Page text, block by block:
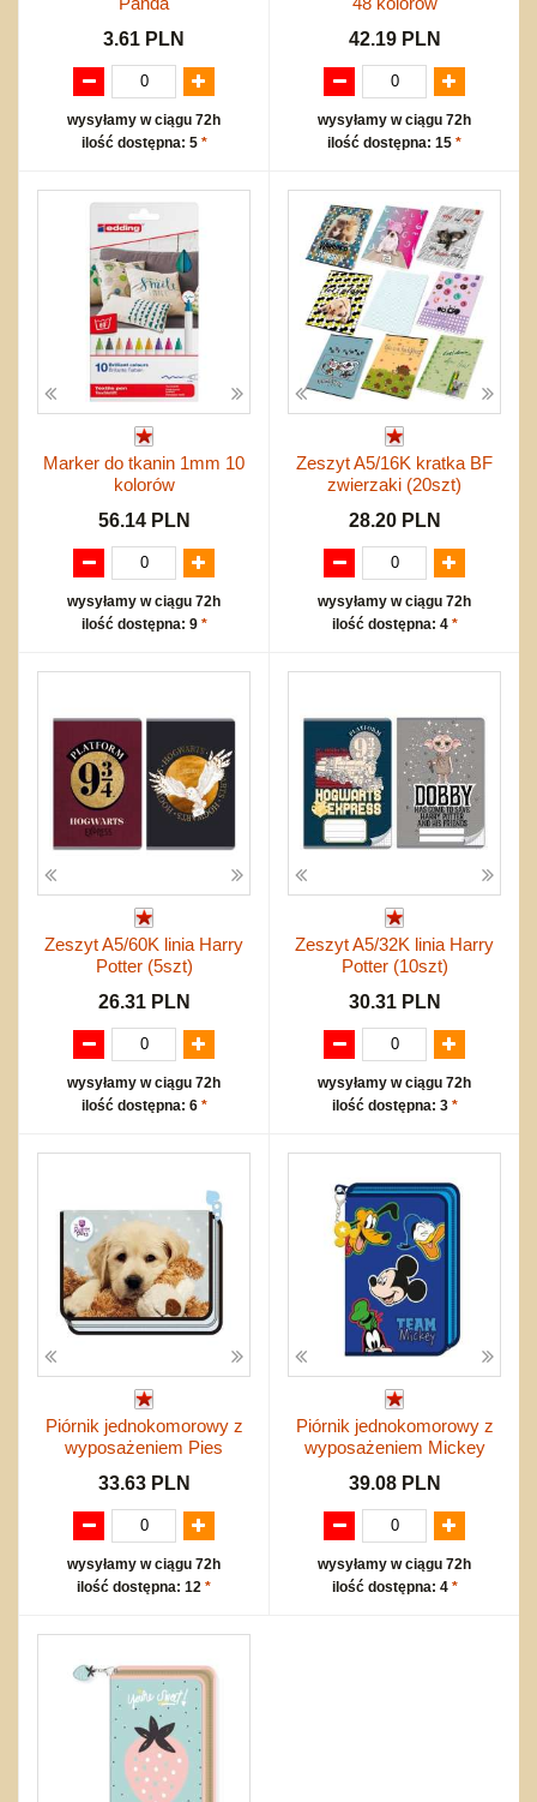
3.61 PLN
wysyłamy w ciągu 72h
ilość dostępna: 5 *
42.19 PLN
wysyłamy w ciągu 72h
ilość dostępna: 15 *
Marker do tkanin 1mm 10
kolorów
56.14 PLN
wysyłamy w ciągu 72h
ilość dostępna: 9 *
Zeszyt A5/16K kratka BF
zwierzaki (20szt)
28.20 PLN
wysyłamy w ciągu 72h
ilość dostępna: 4 *
Zeszyt A5/60K linia Harry
Potter (5szt)
26.31 PLN
wysyłamy w ciągu 72h
ilość dostępna: 6 *
Zeszyt A5/32K linia Harry
Potter (10szt)
30.31 PLN
wysyłamy w ciągu 72h
ilość dostępna: 3 *
Piórnik jednokomorowy z
wyposażeniem Pies
33.63 PLN
wysyłamy w ciągu 72h
ilość dostępna: 12 *
Piórnik jednokomorowy z
wyposażeniem Mickey
39.08 PLN
wysyłamy w ciągu 72h
ilość dostępna: 4 *